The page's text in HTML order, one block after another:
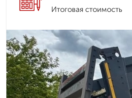
Итоговая стоимость